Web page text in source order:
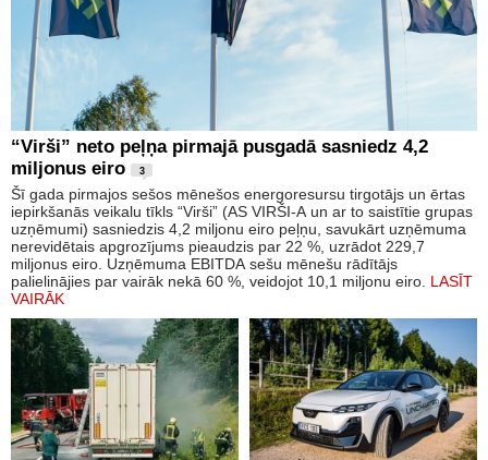
“Virši” neto peļņa pirmajā pusgadā sasniedz 4,2
miljonus eiro
3
Šī gada pirmajos sešos mēnešos energoresursu tirgotājs un ērtas
iepirkšanās veikalu tīkls “Virši” (AS VIRŠI-A un ar to saistītie grupas
uzņēmumi) sasniedzis 4,2 miljonu eiro peļņu, savukārt uzņēmuma
nerevidētais apgrozījums pieaudzis par 22 %, uzrādot 229,7
miljonus eiro. Uzņēmuma EBITDA sešu mēnešu rādītājs
palielinājies par vairāk nekā 60 %, veidojot 10,1 miljonu eiro. LASĪT
VAIRĀK